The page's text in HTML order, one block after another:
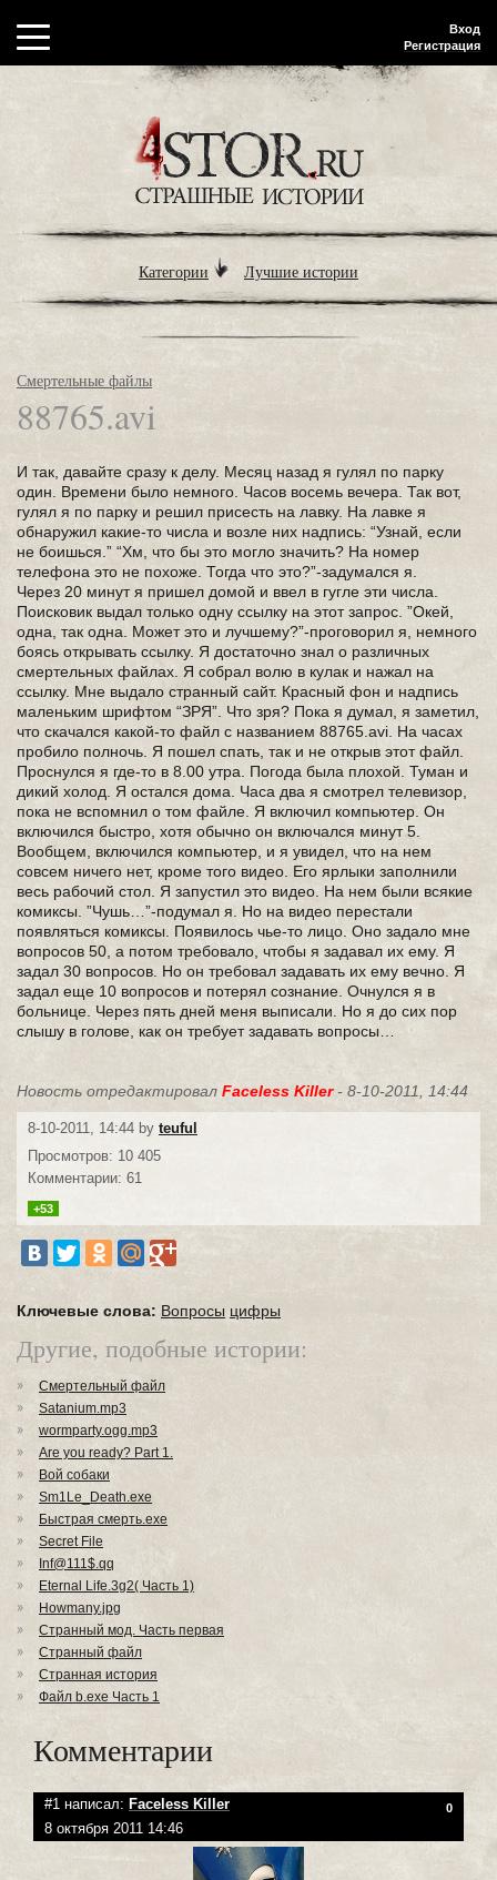
Вход
Регистрация
Категории Лучшие истории
Смертельные файлы
88765.avi
И так, давайте сразу к делу. Месяц назад я гулял по парку
один. Времени было немного. Часов восемь вечера. Так вот,
гулял я по парку и решил присесть на лавку. На лавке я
обнаружил какие-то числа и возле них надпись: “Узнай, если
не боишься.” “Хм, что бы это могло значить? На номер
телефона это не похоже. Тогда что это?”-задумался я.
Через 20 минут я пришел домой и ввел в гугле эти числа.
Поисковик выдал только одну ссылку на этот запрос. ”Окей,
одна, так одна. Может это и лучшему?”-проговорил я, немного
боясь открывать ссылку. Я достаточно знал о различных
смертельных файлах. Я собрал волю в кулак и нажал на
ссылку. Мне выдало странный сайт. Красный фон и надпись
маленьким шрифтом “ЗРЯ”. Что зря? Пока я думал, я заметил,
что скачался какой-то файл с названием 88765.avi. На часах
пробило полночь. Я пошел спать, так и не открыв этот файл.
Проснулся я где-то в 8.00 утра. Погода была плохой. Туман и
дикий холод. Я остался дома. Часа два я смотрел телевизор,
пока не вспомнил о том файле. Я включил компьютер. Он
включился быстро, хотя обычно он включался минут 5.
Вообщем, включился компьютер, и я увидел, что на нем
совсем ничего нет, кроме того видео. Его ярлыки заполнили
весь рабочий стол. Я запустил это видео. На нем были всякие
комиксы. ”Чушь…”-подумал я. Но на видео перестали
появляться комиксы. Появилось чье-то лицо. Оно задало мне
вопросов 50, а потом требовало, чтобы я задавал их ему. Я
задал 30 вопросов. Но он требовал задавать их ему вечно. Я
задал еще 10 вопросов и потерял сознание. Очнулся я в
больнице. Через пять дней меня выписали. Но я до сих пор
слышу в голове, как он требует задавать вопросы…
Новость отредактировал Faceless Killer- 8-10-2011, 14:44
8-10-2011, 14:44 by teuful
Просмотров: 10 405
Комментарии: 61
+53
Ключевые слова: Вопросы цифры
Другие, подобные истории:
Смертельный файл
Satanium.mp3
wormparty.ogg.mp3
Are you ready? Part 1.
Вой собаки
Sm1Le_Death.exe
Быстрая смерть.exe
Secret File
Inf@111$.qq
Eternal Life.3g2( Часть 1)
Howmany.jpg
Странный мод. Часть первая
Странный файл
Странная история
Файл b.exe Часть 1
Комментарии
#1 написал: Faceless Killer 0
8 октября 2011 14:46